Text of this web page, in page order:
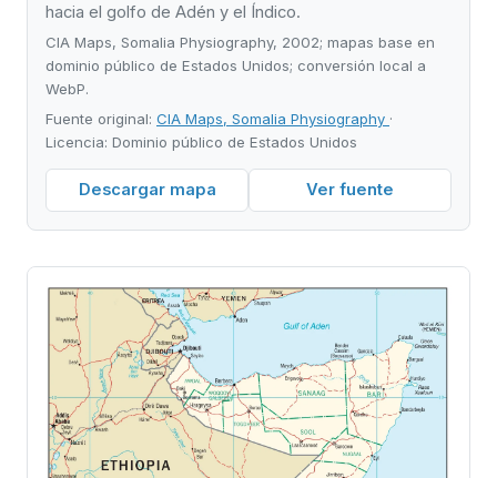
hacia el golfo de Adén y el Índico.
CIA Maps, Somalia Physiography, 2002; mapas base en
dominio público de Estados Unidos; conversión local a
WebP.
Fuente original: CIA Maps, Somalia Physiography ·
Licencia: Dominio público de Estados Unidos
Descargar mapa Ver fuente